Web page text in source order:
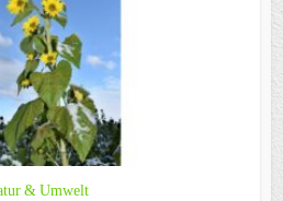
& Umwelt